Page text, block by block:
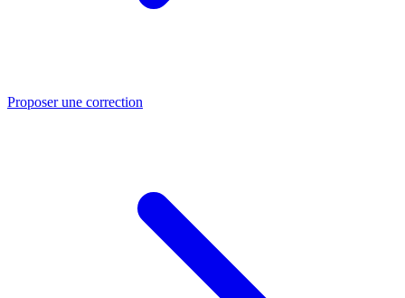
Proposer une correction